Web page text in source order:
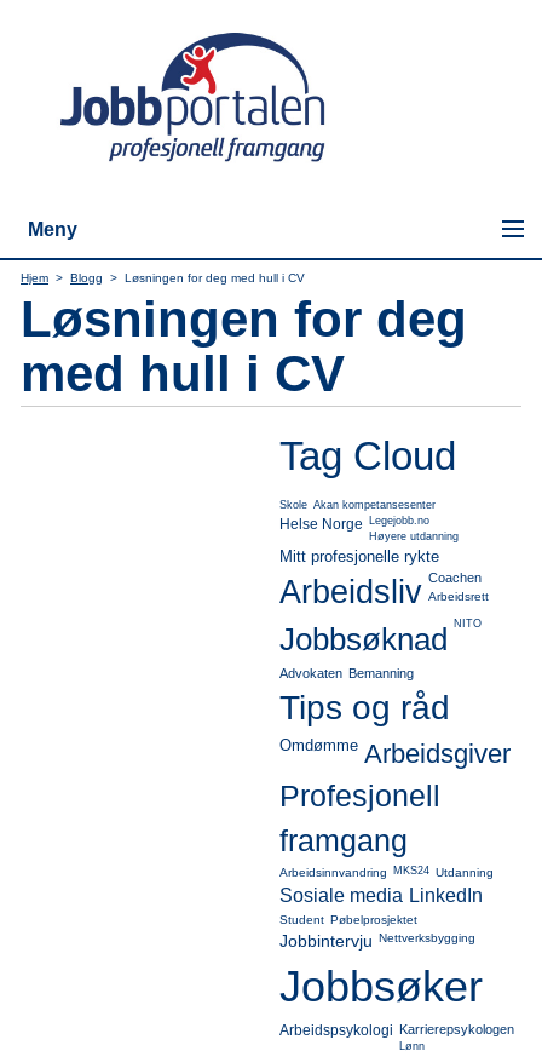
Meny
Hjem > Blogg > Løsningen for deg med hull i CV
Løsningen for deg
med hull i CV
Tag Cloud
Skole Akan kompetansesenter
Helse Norge
Legejobb.no
Høyere utdanning
Mitt profesjonelle rykte
Arbeidsliv Coachen
Arbeidsrett
Jobbsøknad NITO
Advokaten Bemanning
Tips og råd
Omdømme Arbeidsgiver
Profesjonell
framgang
Arbeidsinnvandring MKS24 Utdanning
Sosiale media LinkedIn
Student Pøbelprosjektet
Jobbintervju Nettverksbygging
Jobbsøker
Arbeidspsykologi Karrierepsykologen
Lønn